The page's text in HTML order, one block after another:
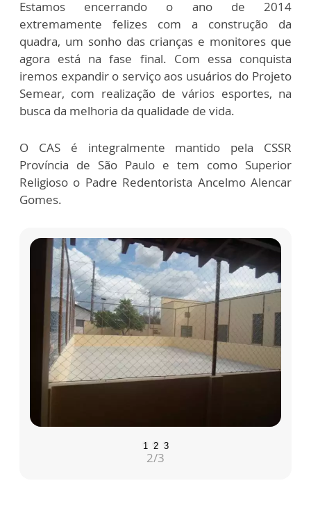
Estamos encerrando o ano de 2014
extremamente felizes com a construção da
quadra, um sonho das crianças e monitores que
agora está na fase final. Com essa conquista
iremos expandir o serviço aos usuários do Projeto
Semear, com realização de vários esportes, na
busca da melhoria da qualidade de vida.
O CAS é integralmente mantido pela CSSR
Província de São Paulo e tem como Superior
Religioso o Padre Redentorista Ancelmo Alencar
Gomes.
1 2 3
2/3